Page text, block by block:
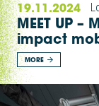
19.11.2024
MEET UP
impact
MORE